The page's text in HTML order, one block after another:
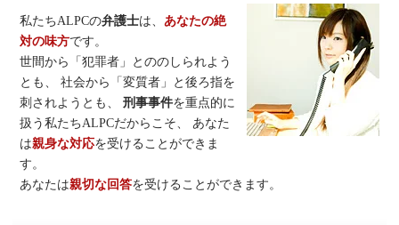
私たちALPCの弁護士は、あなたの絶
対の味方です。
世間から「犯罪者」とののしられよう
とも、
社会から「変質者」と後ろ指を
刺されようとも、
刑事事件を重点的に
扱う私たちALPCだからこそ、
あなた
は親身な対応を受けることができま
す。
あなたは親切な回答を受けることができます。